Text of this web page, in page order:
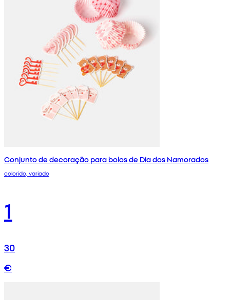
Conjunto de decoração para bolos de Dia dos Namorados
colorido, variado
1
30
€